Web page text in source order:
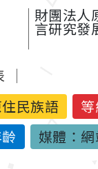
財團法人
言研究發
民族語
媒體：